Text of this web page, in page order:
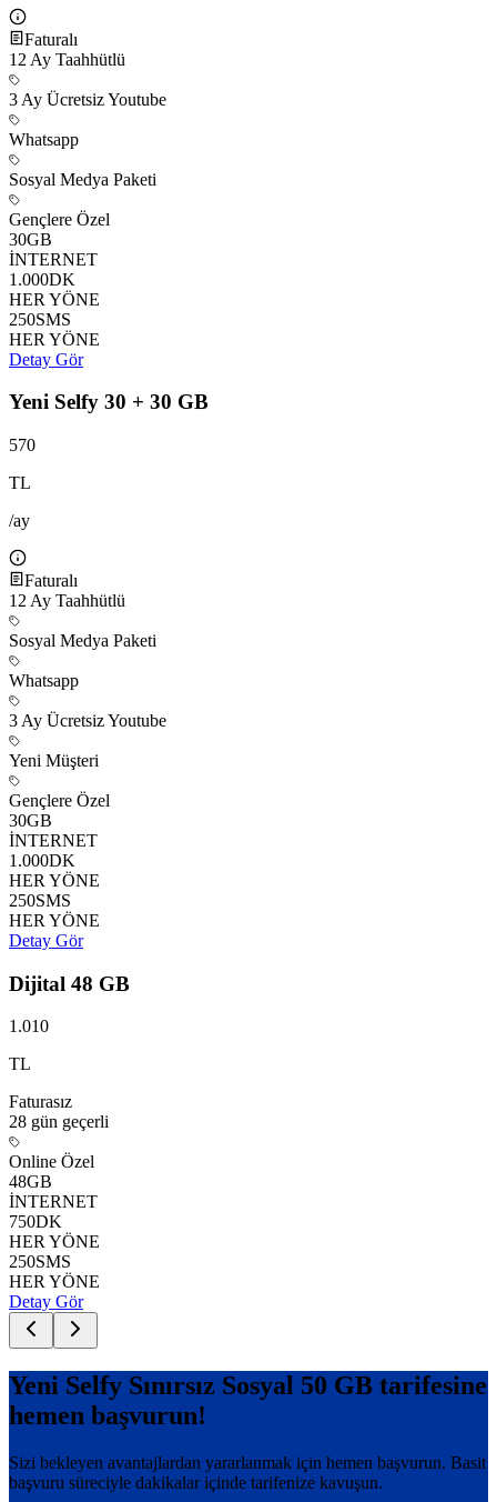
Faturalı
12 Ay Taahhütlü
3 Ay Ücretsiz Youtube
Whatsapp
Sosyal Medya Paketi
Gençlere Özel
30GB
İNTERNET
1.000DK
HER YÖNE
250SMS
HER YÖNE
Detay Gör
Yeni Selfy 30 + 30 GB
570
TL
/ay
Faturalı
12 Ay Taahhütlü
Sosyal Medya Paketi
Whatsapp
3 Ay Ücretsiz Youtube
Yeni Müşteri
Gençlere Özel
30GB
İNTERNET
1.000DK
HER YÖNE
250SMS
HER YÖNE
Detay Gör
Dijital 48 GB
1.010
TL
Faturasız
28 gün geçerli
Online Özel
48GB
İNTERNET
750DK
HER YÖNE
250SMS
HER YÖNE
Detay Gör
Yeni Selfy Sınırsız Sosyal 50 GB tarifesine
hemen başvurun!
Sizi bekleyen avantajlardan yararlanmak için hemen başvurun. Basit
başvuru süreciyle dakikalar içinde tarifenize kavuşun.